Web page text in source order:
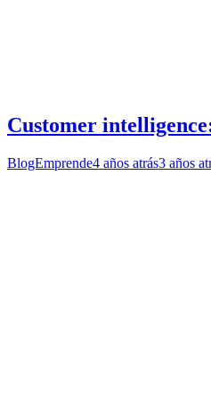
Customer
BlogEmprende4 años atrás3 años